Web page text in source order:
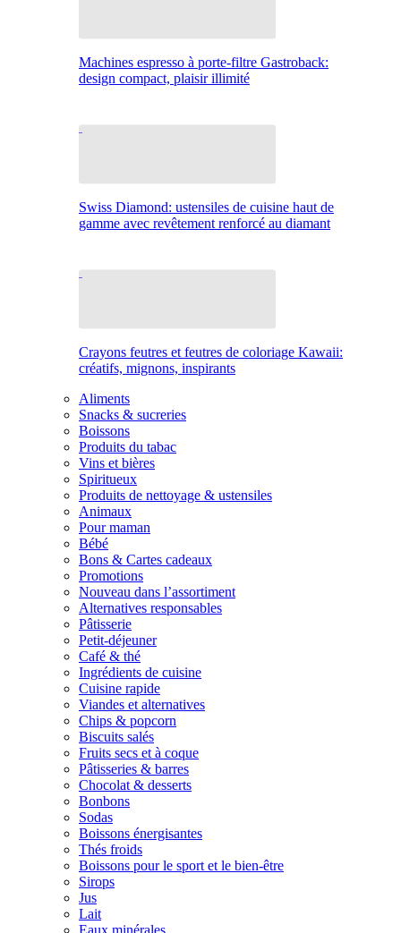
Machines espresso à porte-filtre Gastroback:
design compact, plaisir illimité
Swiss Diamond: ustensiles de cuisine haut de
gamme avec revêtement renforcé au diamant
Crayons feutres et feutres de coloriage Kawaii:
créatifs, mignons, inspirants
Aliments
Snacks & sucreries
Boissons
Produits du tabac
Vins et bières
Spiritueux
Produits de nettoyage & ustensiles
Animaux
Pour maman
Bébé
Bons & Cartes cadeaux
Promotions
Nouveau dans l’assortiment
Alternatives responsables
Pâtisserie
Petit-déjeuner
Café & thé
Ingrédients de cuisine
Cuisine rapide
Viandes et alternatives
Chips & popcorn
Biscuits salés
Fruits secs et à coque
Pâtisseries & barres
Chocolat & desserts
Bonbons
Sodas
Boissons énergisantes
Thés froids
Boissons pour le sport et le bien-être
Sirops
Jus
Lait
Eaux minérales